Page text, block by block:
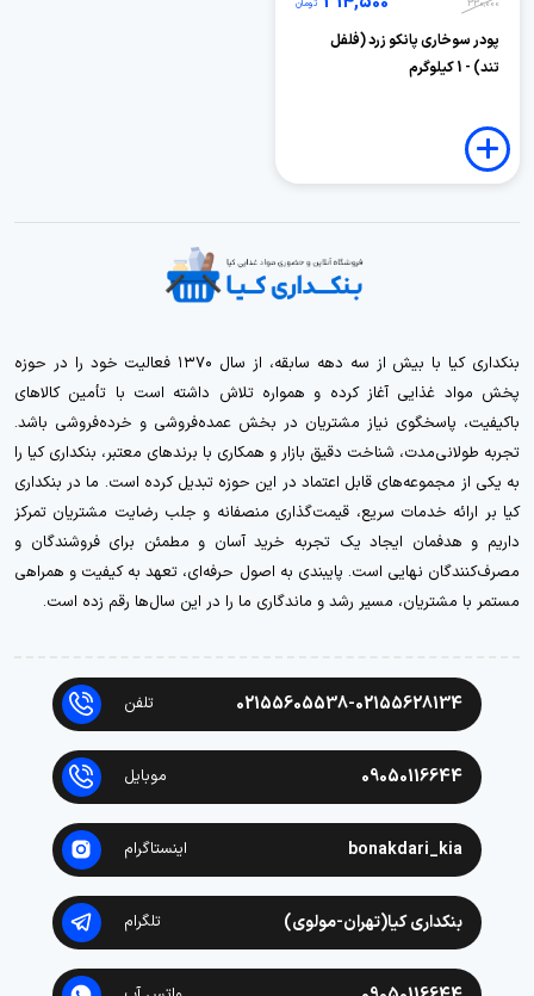
330,000 تومان
پودر سوخاری پانکو زرد (فلفل
تند) - 1 کیلوگرم
بنکداری کیا با بیش از سه دهه سابقه، از سال ۱۳۷۰ فعالیت خود را در حوزه
پخش مواد غذایی آغاز کرده و همواره تلاش داشته است با تأمین کالاهای
باکیفیت، پاسخگوی نیاز مشتریان در بخش عمده‌فروشی و خرده‌فروشی باشد.
تجربه طولانی‌مدت، شناخت دقیق بازار و همکاری با برندهای معتبر، بنکداری کیا را
به یکی از مجموعه‌های قابل اعتماد در این حوزه تبدیل کرده است. ما در بنکداری
کیا بر ارائه خدمات سریع، قیمت‌گذاری منصفانه و جلب رضایت مشتریان تمرکز
داریم و هدفمان ایجاد یک تجربه خرید آسان و مطمئن برای فروشندگان و
مصرف‌کنندگان نهایی است. پایبندی به اصول حرفه‌ای، تعهد به کیفیت و همراهی
مستمر با مشتریان، مسیر رشد و ماندگاری ما را در این سال‌ها رقم زده است.
02155605538-02155628134 تلفن
09050116644 موبایل
bonakdari_kia اینستاگرام
بنکداری کیا(تهران-مولوی) تلگرام